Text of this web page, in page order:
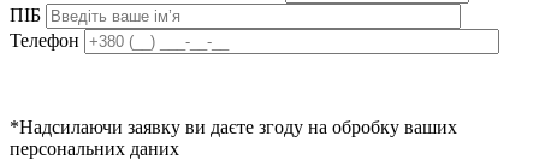
ПІБ
Телефон
*Надсилаючи заявку ви даєте згоду на обробку ваших
персональних даних